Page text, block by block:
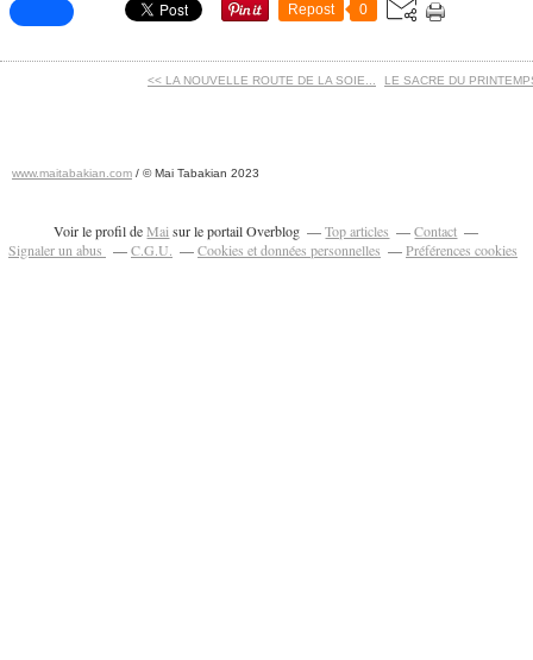
Repost 0
<< LA NOUVELLE ROUTE DE LA SOIE... LE SACRE DU
www.maitabakian.com / © Mai Tabakian 2023
Voir le profil deMai sur le portail Overblog Top articles
Contact
Signaler un abus
C.G.U. Cookies et données personnelles Préférences cookies